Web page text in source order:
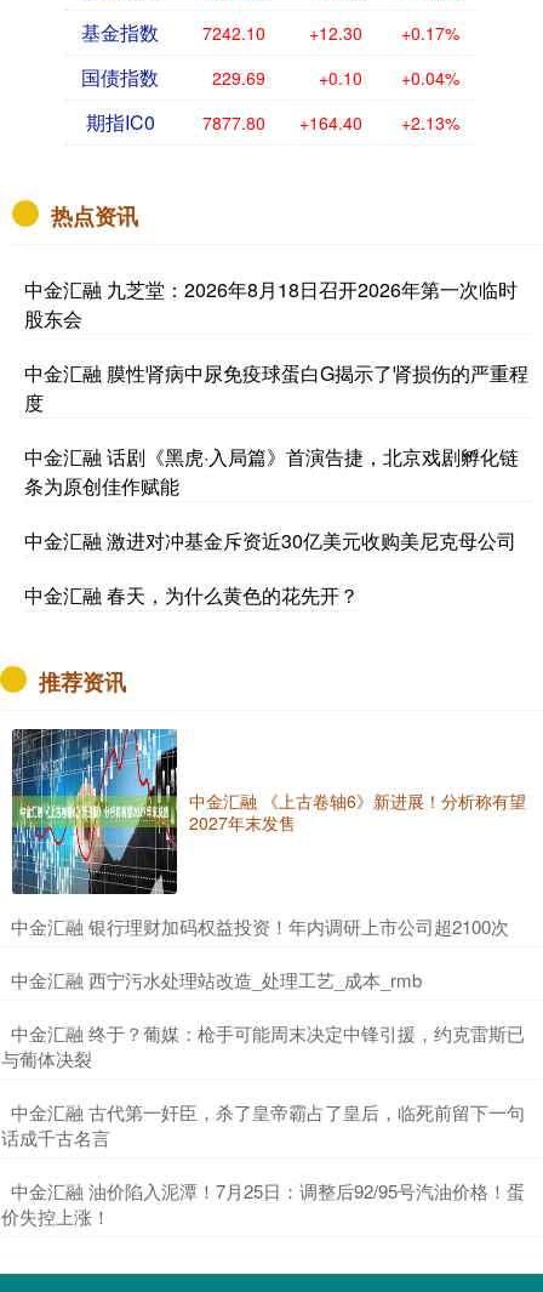
基金指数 7242.10 +12.30 +0.17%
国债指数 229.69 +0.10 +0.04%
期指IC0 7877.80 +164.40 +2.13%
热点资讯
中金汇融 九芝堂：2026年8月18日召开2026年第一次临时
股东会
中金汇融 膜性肾病中尿免疫球蛋白G揭示了肾损伤的严重程
度
中金汇融 话剧《黑虎·入局篇》首演告捷，北京戏剧孵化链
条为原创佳作赋能
中金汇融 激进对冲基金斥资近30亿美元收购美尼克母公司
中金汇融 春天，为什么黄色的花先开？
推荐资讯
中金汇融 《上古卷轴6》新进展！分析称有望
2027年末发售
​中金汇融 银行理财加码权益投资！年内调研上市公司超2100次
​中金汇融 西宁污水处理站改造_处理工艺_成本_rmb
​中金汇融 终于？葡媒：枪手可能周末决定中锋引援，约克雷斯已
与葡体决裂
​中金汇融 古代第一奸臣，杀了皇帝霸占了皇后，临死前留下一句
话成千古名言
​中金汇融 油价陷入泥潭！7月25日：调整后92/95号汽油价格！蛋
价失控上涨！